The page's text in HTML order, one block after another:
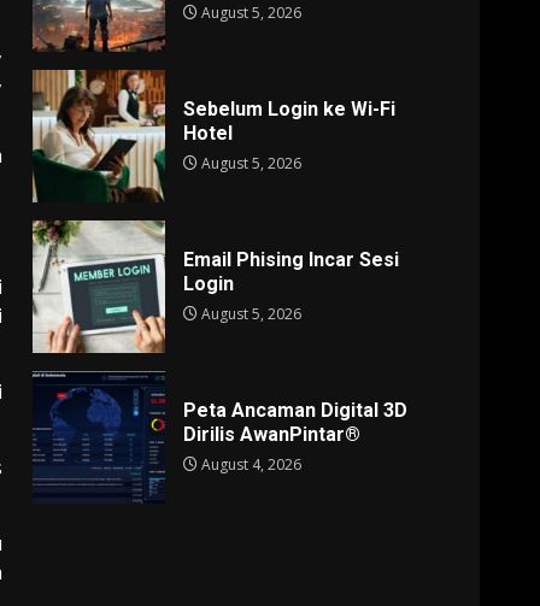
August 5, 2026
Sebelum Login ke Wi-Fi
Hotel
August 5, 2026
Email Phising Incar Sesi
Login
August 5, 2026
Peta Ancaman Digital 3D
Dirilis AwanPintar®
August 4, 2026